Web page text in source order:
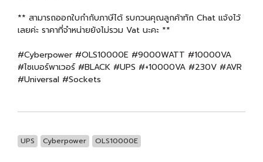
** สามารถออกใบกำกับภาษีได้ รบกวนคุณลูกค้าทัก Chat แจ้งไว้
เลยค่ะ ราคาที่จำหน่ายยังไม่รวม Vat นะคะ **
#Cyberpower #OLS10000E #9000WATT #10000VA
#ไซเบอร์พาเวอร์ #BLACK #UPS #+10000VA #230V #AVR
#Universal #Sockets
UPS Cyberpower OLS10000E